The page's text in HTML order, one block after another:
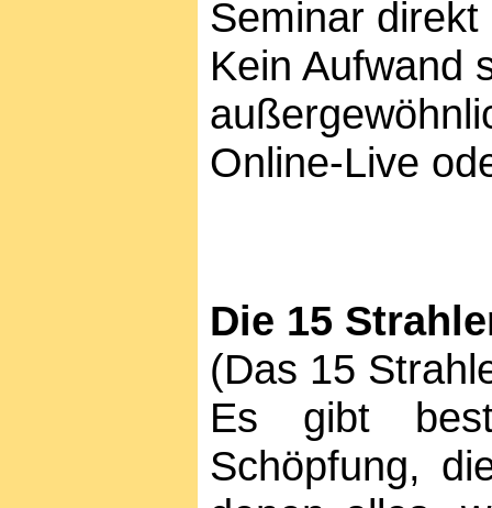
Seminar direkt
Kein Aufwand
Online-Live
Die 15
(Das 15
Es gibt
Schöpfung,